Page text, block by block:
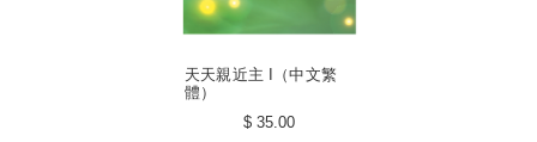
天天親近主 I（中文繁
體）
$ 35.00